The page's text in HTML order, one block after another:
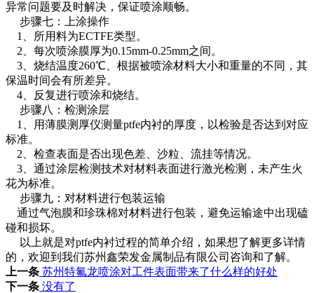
异常问题要及时解决，保证喷涂顺畅。
步骤七：上涂操作
1、所用料为ECTFE类型。
2、每次喷涂膜厚为0.15mm-0.25mm之间。
3、烧结温度260℃、根据被喷涂材料大小和重量的不同，其
保温时间会有所差异。
4、反复进行喷涂和烧结。
步骤八：检测涂层
1、用薄膜测厚仪测量ptfe内衬的厚度，以检验是否达到对应
标准。
2、检查表面是否出现色差、沙粒、流挂等情况。
3、通过涂层检测技术对材料表面进行激光检测，未产生火
花为标准。
步骤九：对材料进行包装运输
通过气泡膜和珍珠棉对材料进行包装，避免运输途中出现磕
碰和损坏。
以上就是对ptfe内衬过程的简单介绍，如果想了解更多详情
的，欢迎到我们苏州鑫荣发金属制品有限公司咨询和了解。
上一条 苏州特氟龙喷涂对工件表面带来了什么样的好处
下一条 没有了
邓光彩
吴庆周